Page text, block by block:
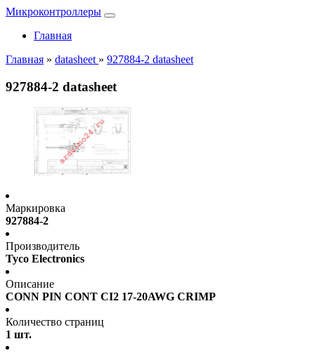
Микроконтроллеры
Главная
Главная » datasheet » 927884-2 datasheet
927884-2 datasheet
Маркировка
927884-2
Производитель
Tyco Electronics
Описание
CONN PIN CONT CI2 17-20AWG CRIMP
Количество страниц
1 шт.